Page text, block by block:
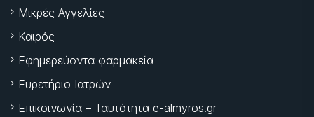
Μικρές Αγγελίες
Καιρός
Εφημερεύοντα φαρμακεία
Ευρετήριο Ιατρών
Επικοινωνία – Ταυτότητα e-almyros.gr